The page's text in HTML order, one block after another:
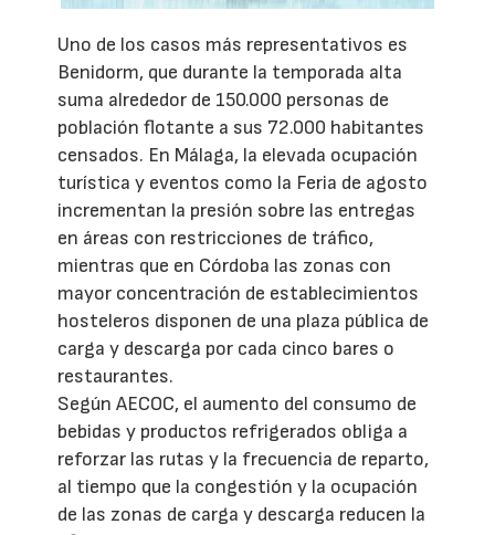
Uno de los casos más representativos es
Benidorm, que durante la temporada alta
suma alrededor de 150.000 personas de
población flotante a sus 72.000 habitantes
censados. En Málaga, la elevada ocupación
turística y eventos como la Feria de agosto
incrementan la presión sobre las entregas
en áreas con restricciones de tráfico,
mientras que en Córdoba las zonas con
mayor concentración de establecimientos
hosteleros disponen de una plaza pública de
carga y descarga por cada cinco bares o
restaurantes.
Según AECOC, el aumento del consumo de
bebidas y productos refrigerados obliga a
reforzar las rutas y la frecuencia de reparto,
al tiempo que la congestión y la ocupación
de las zonas de carga y descarga reducen la